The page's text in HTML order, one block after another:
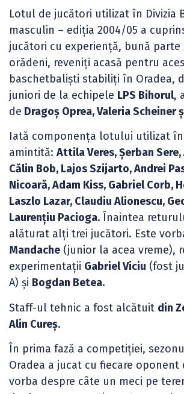
Lotul de jucători utilizat în Divizia
masculin – ediția 2004/05 a
jucători cu experiență, bună parte
orădeni, reveniți acasă pentru
baschetbaliști stabiliți în Oradea,
juniori de la echipele LPS Bihorul,
de Dragoș Oprea, Valeria Scheiner
Iată componența lotului utilizat
amintită: Attila Veres, Şerban Sere,
Călin Bob, Lajos Szijarto, Andrei
Nicoară, Adam Kiss, Gabriel Corb,
Laszlo Lazar, Claudiu Alionescu,
Laurenţiu Pacioga. Înaintea
alăturat alți trei jucători. Este
Mandache (junior la acea vreme),
experimentații Gabriel Viciu (fost
A) și Bogdan Betea.
Staff-ul tehnic a fost alcătuit din
Alin Cureș.
În prima fază a competiției,
Oradea a jucat cu fiecare oponent
vorba despre câte un meci pe